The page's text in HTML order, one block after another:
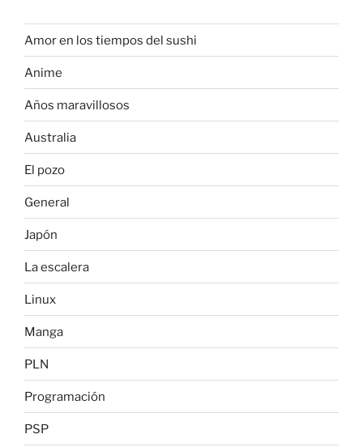
Amor en los tiempos del sushi
Anime
Años maravillosos
Australia
El pozo
General
Japón
La escalera
Linux
Manga
PLN
Programación
PSP